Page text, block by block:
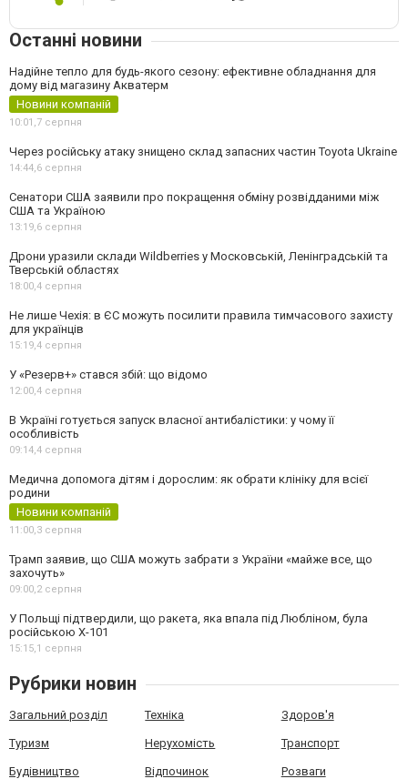
Останні новини
Надійне тепло для будь-якого сезону: ефективне обладнання для
дому від магазину Акватерм
Новини компаній
10:01,7 серпня
Через російську атаку знищено склад запасних частин Toyota Ukraine
14:44,6 серпня
Сенатори США заявили про покращення обміну розвідданими між
США та Україною
13:19,6 серпня
Дрони уразили склади Wildberries у Московській, Ленінградській та
Тверській областях
18:00,4 серпня
Не лише Чехія: в ЄС можуть посилити правила тимчасового захисту
для українців
15:19,4 серпня
У «Резерв+» стався збій: що відомо
12:00,4 серпня
В Україні готується запуск власної антибалістики: у чому її
особливість
09:14,4 серпня
Медична допомога дітям і дорослим: як обрати клініку для всієї
родини
Новини компаній
11:00,3 серпня
Трамп заявив, що США можуть забрати з України «майже все, що
захочуть»
09:00,2 серпня
У Польщі підтвердили, що ракета, яка впала під Любліном, була
російською Х-101
15:15,1 серпня
Рубрики новин
Загальний розділ Техніка Здоров'я
Туризм Нерухомість Транспорт
Будівництво Відпочинок Розваги